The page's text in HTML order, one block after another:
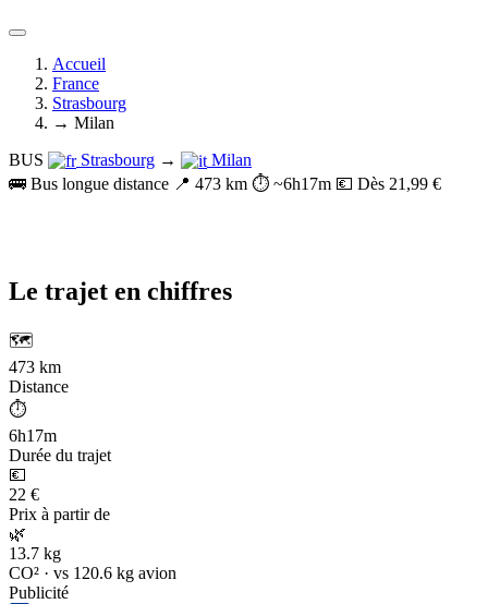
Accueil
France
Strasbourg
→ Milan
BUS
Strasbourg →
Milan
🚌 Bus longue distance 📍 473 km ⏱️ ~6h17m 💶 Dès 21,99 €
Le trajet en chiffres
🗺️
473 km
Distance
⏱️
6h17m
Durée du trajet
💶
22 €
Prix à partir de
🌿
13.7 kg
CO² · vs 120.6 kg avion
Publicité